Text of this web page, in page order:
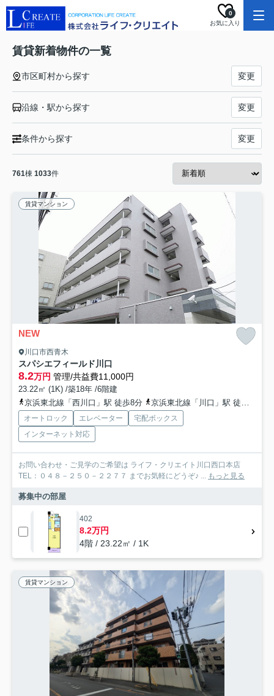
お気に入り
0
賃貸新着物件の一覧
市区町村から探す 変更
沿線・駅から探す 変更
条件から探す 変更
761棟 1033件
賃貸マンション
NEW
川口市西青木
スパシエフィールド川口
8.2万円 管理/共益費11,000円
23.22㎡ (1K) /築18年 /6階建
京浜東北線「西川口」駅 徒歩8分
京浜東北線「川口」駅 徒歩21分
オートロック エレベーター
宅配ボックス
インターネット対応
お問い合わせ・ご見学のご希望は ライフ・クリエイト川口西口本店
TEL：０４８－２５０－２２７７ までお気軽にどうぞ♪ ... もっと見る
募集中の部屋
402
8.2万円
4階 / 23.22㎡ / 1K
賃貸マンション